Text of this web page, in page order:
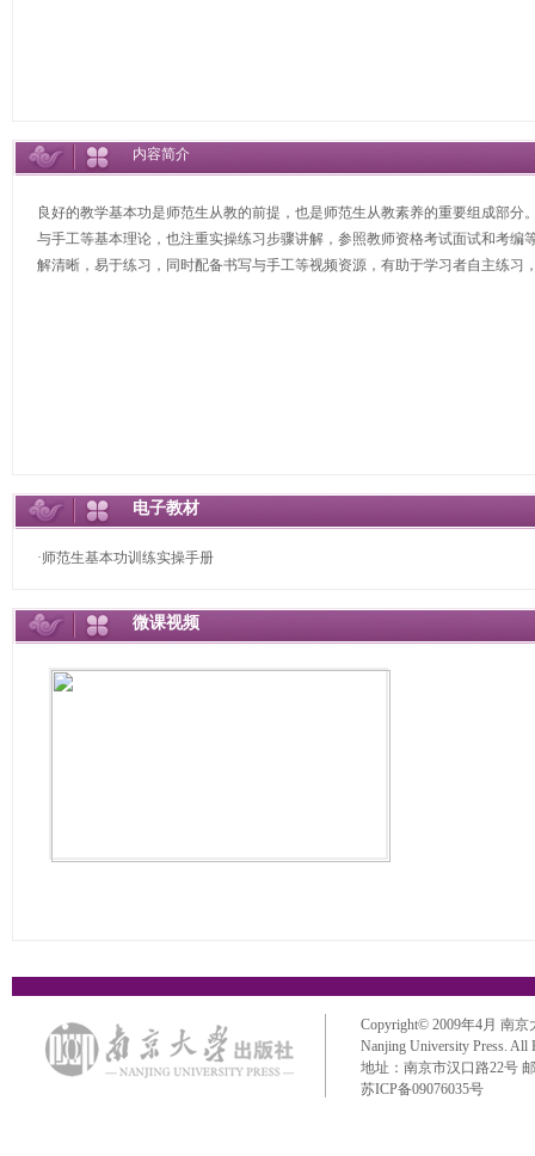
内容简介
良好的教学基本功是师范生从教的前提，也是师范生从教素养的重要组成部
与手工等基本理论，也注重实操练习步骤讲解，参照教师资格考试面试和考
解清晰，易于练习，同时配备书写与手工等视频资源，有助于学习者自主练
电子教材
·师范生基本功训练实操手册
微课视频
Copyright© 2009年4月 南京
Nanjing University Press. All
地址：南京市汉口路22号
苏ICP备09076035号